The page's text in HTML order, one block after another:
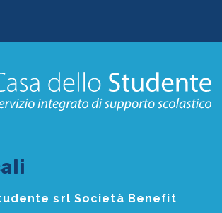
srl Società Benefit